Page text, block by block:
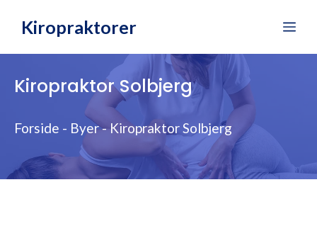
Kiropraktorer
Kiropraktor Solbjerg
Forside - Byer-Kiropraktor Solbjerg